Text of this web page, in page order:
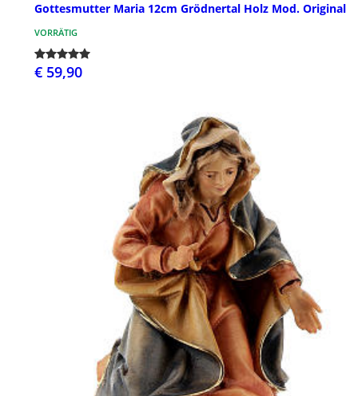
Gottesmutter Maria 12cm Grödnertal Holz Mod. Original
VORRÄTIG
€ 59,90